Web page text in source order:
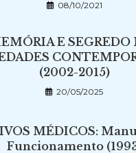
08/10/2021
E SEGREDO
(2002-2015)
20/05/2025
MÉDICOS:
Funcionamento